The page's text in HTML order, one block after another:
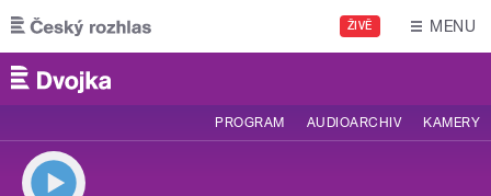
Přejít k hlavnímu obsahu
ŽIVĚ MENU
PROGRAM AUDIOARCHIV KAMERY